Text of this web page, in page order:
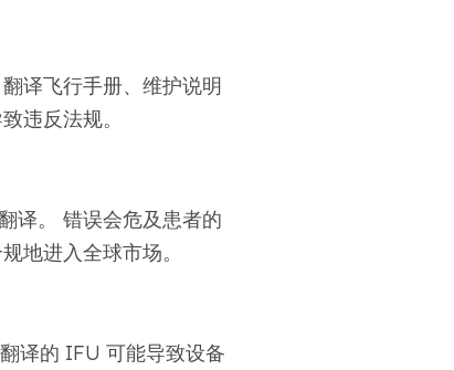
译飞行手册、维护说明
违反法规。
译。 错误会危及患者的
地进入全球市场。
译的 IFU 可能导致设备